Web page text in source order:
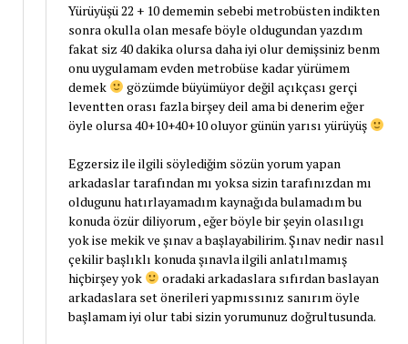
Yürüyüşü 22 + 10 dememin sebebi metrobüsten indikten
sonra okulla olan mesafe böyle oldugundan yazdım
fakat siz 40 dakika olursa daha iyi olur demişsiniz benm
onu uygulamam evden metrobüse kadar yürümem
demek
gözümde büyümüyor değil açıkçası gerçi
leventten orası fazla birşey deil ama bi denerim eğer
öyle olursa 40+10+40+10 oluyor günün yarısı yürüyüş
Egzersiz ile ilgili söylediğim sözün yorum yapan
arkadaslar tarafından mı yoksa sizin tarafınızdan mı
oldugunu hatırlayamadım kaynağıda bulamadım bu
konuda özür diliyorum , eğer böyle bir şeyin olasılıgı
yok ise mekik ve şınav a başlayabilirim. Şınav nedir nasıl
çekilir başlıklı konuda şınavla ilgili anlatılmamış
hiçbirşey yok
oradaki arkadaslara sıfırdan baslayan
arkadaslara set önerileri yapmıssınız sanırım öyle
başlamam iyi olur tabi sizin yorumunuz doğrultusunda.